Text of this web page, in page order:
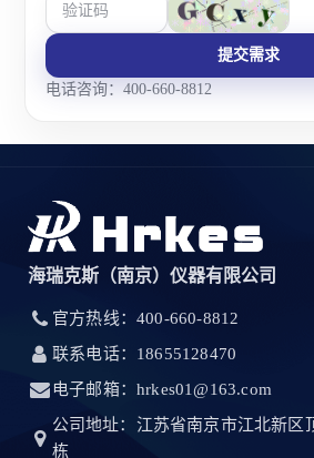
提交需求
电话咨询：400-660-8812
海瑞克斯（南京）仪器有限公司
官方热线：400-660-8812
联系电话：18655128470
电子邮箱：hrkes01@163.com
公司地址：江苏省南京市江北新区
栋